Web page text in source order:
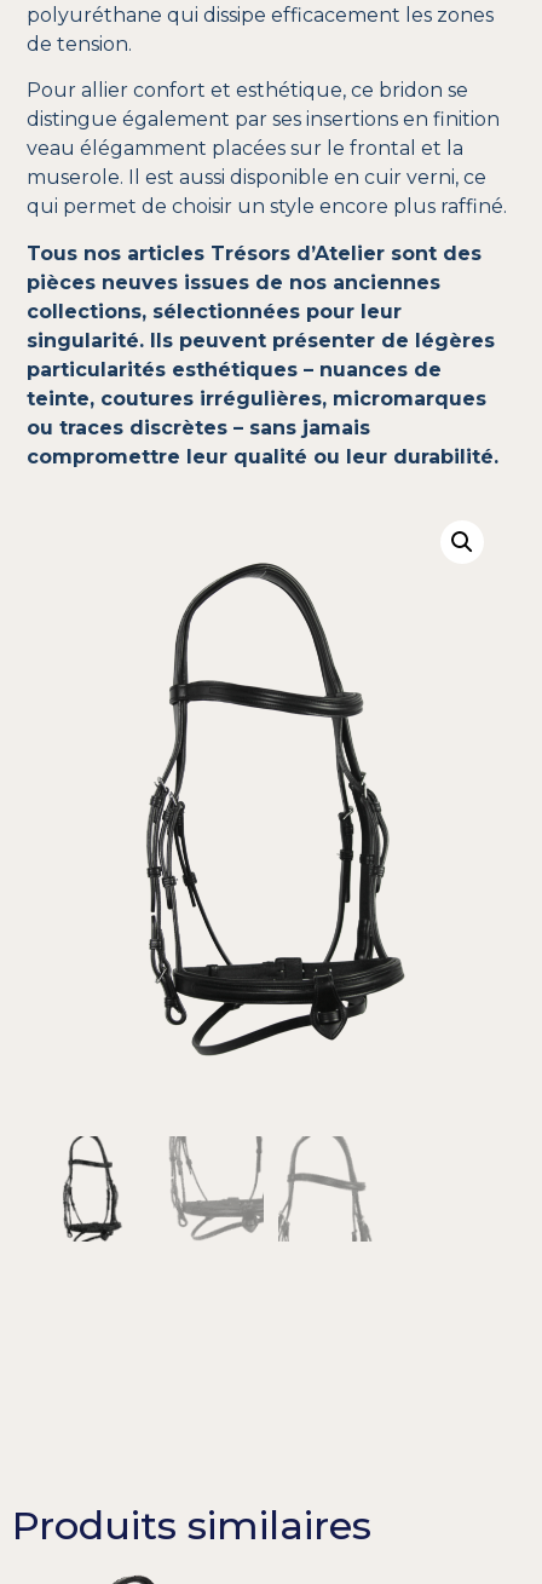
polyuréthane qui dissipe efficacement les zones
de tension.
Pour allier confort et esthétique, ce bridon se
distingue également par ses insertions en finition
veau élégamment placées sur le frontal et la
muserole. Il est aussi disponible en cuir verni, ce
qui permet de choisir un style encore plus raffiné.
Tous nos articles Trésors d’Atelier sont des
pièces neuves issues de nos anciennes
collections, sélectionnées pour leur
singularité. Ils peuvent présenter de légères
particularités esthétiques – nuances de
teinte, coutures irrégulières, micromarques
ou traces discrètes – sans jamais
compromettre leur qualité ou leur durabilité.
Produits similaires